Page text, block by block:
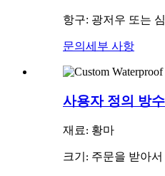
항구: 광저우 또는
문의 세부 사항
사용자 정의 방
재료: 황마
크기: 주문을 받아